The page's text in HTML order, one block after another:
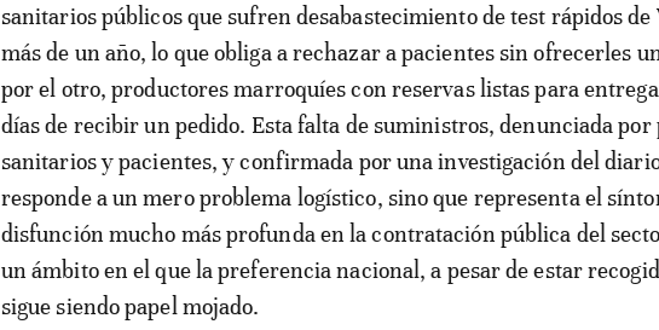
sanitarios públicos que sufren desabastecimiento de test rápidos
más de un año, lo que obliga a rechazar a pacientes sin ofrecerles
por el otro, productores marroquíes con reservas listas para
días de recibir un pedido. Esta falta de suministros, denunciada por
sanitarios y pacientes, y confirmada por una investigación del
responde a un mero problema logístico, sino que representa el
disfunción mucho más profunda en la contratación pública del
un ámbito en el que la preferencia nacional, a pesar de estar
sigue siendo papel mojado.